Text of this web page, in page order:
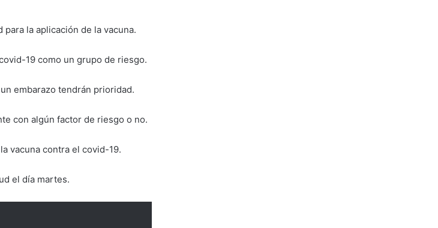
la aplicación de la vacuna.
19 como un grupo de riesgo.
embarazo tendrán prioridad.
con algún factor de riesgo o no.
vacuna contra el covid-19.
el día martes.